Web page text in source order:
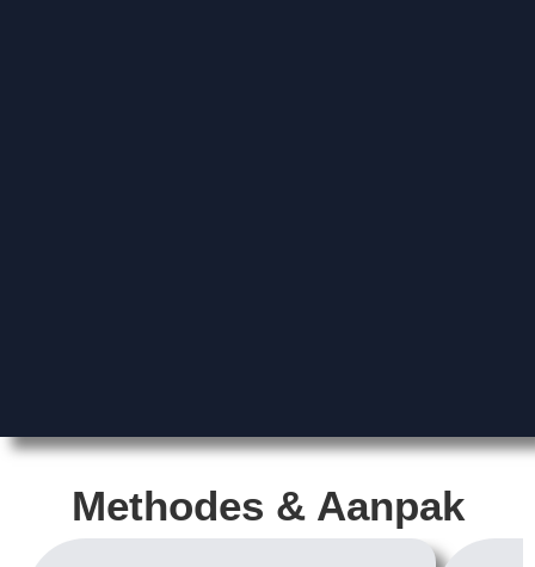
Methodes & Aanpak